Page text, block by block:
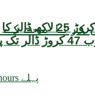
کرنا صحت
ملکی زرمبادلہ ذخائر میں 3 کروڑ 25 لاکھ ڈالر کا
اضافہ، مجموعی حجم 22 ارب 47 کروڑ
6 hours پہلے